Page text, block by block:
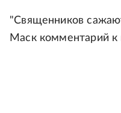
"Священников
Маск комментарий к